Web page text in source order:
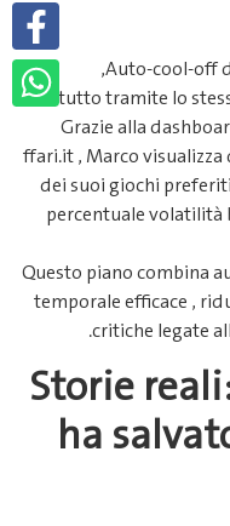
tutto tramite lo
Grazie alla
ffari.it , Marco
dei suoi giochi preferiti
percentuale volatilità
Questo piano combina
temporale efficace ,
critiche legate
Storie
ha